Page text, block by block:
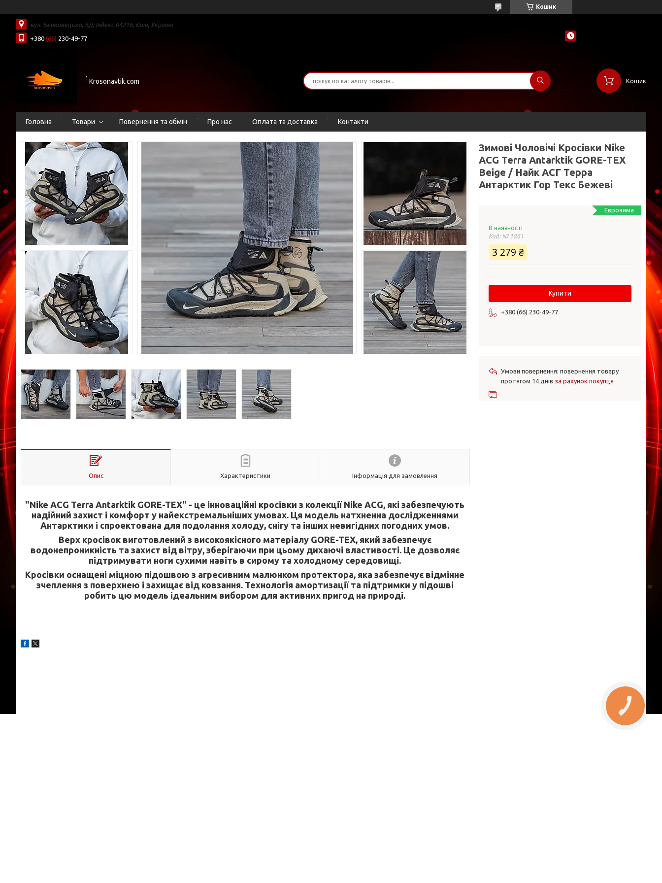
Кошик
вул. Берковецька, 6Д, Індекс 04216, Київ, Україна
+380 (66) 230-49-77
Krosonavtik.com Кошик
Головна Товари Повернення та обмін Про нас Оплата та доставка Контакти
Опис Характеристики Інформація для замовлення
"Nike ACG Terra Antarktik GORE-TEX" - це інноваційні кросівки з колекції Nike ACG, які забезпечують
надійний захист і комфорт у найекстремальніших умовах. Ця модель натхненна дослідженнями
Антарктики і спроектована для подолання холоду, снігу та інших невигідних погодних умов.
Верх кросівок виготовлений з високоякісного матеріалу GORE-TEX, який забезпечує
водонепроникність та захист від вітру, зберігаючи при цьому дихаючі властивості. Це дозволяє
підтримувати ноги сухими навіть в сирому та холодному середовищі.
Кросівки оснащені міцною підошвою з агресивним малюнком протектора, яка забезпечує відмінне
зчеплення з поверхнею і захищає від ковзання. Технологія амортизації та підтримки у підошві
робить цю модель ідеальним вибором для активних пригод на природі.
Зимові Чоловічі Кросівки Nike
ACG Terra Antarktik GORE-TEX
Beige / Найк АСГ Терра
Антарктик Гор Текс Бежеві
Еврозима
В наявності
Код: № 1861
3 279 ₴
Купити
+380 (66) 230-49-77
повернення товару
протягом 14 днів за рахунок покупця